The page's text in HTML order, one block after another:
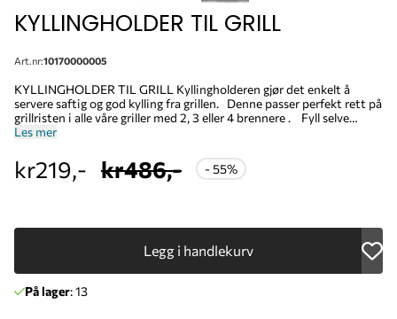
KYLLINGHOLDER TIL GRILL
Art.nr:10170000005
KYLLINGHOLDER TIL GRILL Kyllingholderen gjør det enkelt å
servere saftig og god kylling fra grillen. Denne passer perfekt rett på
grillristen i alle våre griller med 2, 3 eller 4 brennere . Fyll selve
kyllingholderen med øl, cider eller liknende for et ekstra saftig
plasserer du kyllingen på holderen slik at den "sitter" - krydre gjerne
med litt kryddeurt, og grill over indirekte varme i ca. en time. Server
Les mer
kr219,- kr486,- - 55%
Legg i handlekurv
På lager: 13